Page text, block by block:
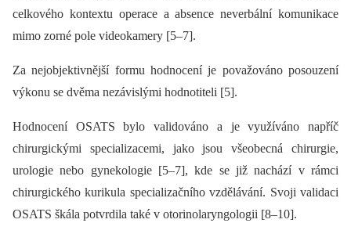
celkového kontextu operace a absence neverbální komunikace
mimo zorné pole videokamery [5–7].
Za nejobjektivnější formu hodnocení je považováno posouzení
výkonu se dvěma nezávislými hodnotiteli [5].
Hodnocení OSATS bylo validováno a je využíváno napříč
chirurgickými specializacemi, jako jsou všeobecná chirurgie,
urologie nebo gynekologie [5–7], kde se již nachází v rámci
chirurgického kurikula specializačního vzdělávání. Svoji validaci
OSATS škála potvrdila také v otorinolaryngologii [8–10].